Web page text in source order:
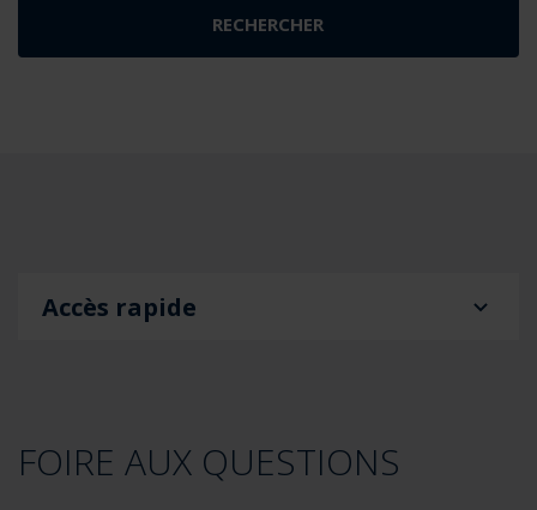
FOIRE AUX QUESTIONS
Accès rapide